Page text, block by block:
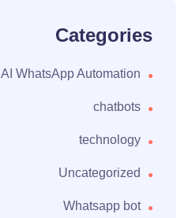
Categories
AI WhatsApp Automation
chatbots
technology
Uncategorized
Whatsapp bot